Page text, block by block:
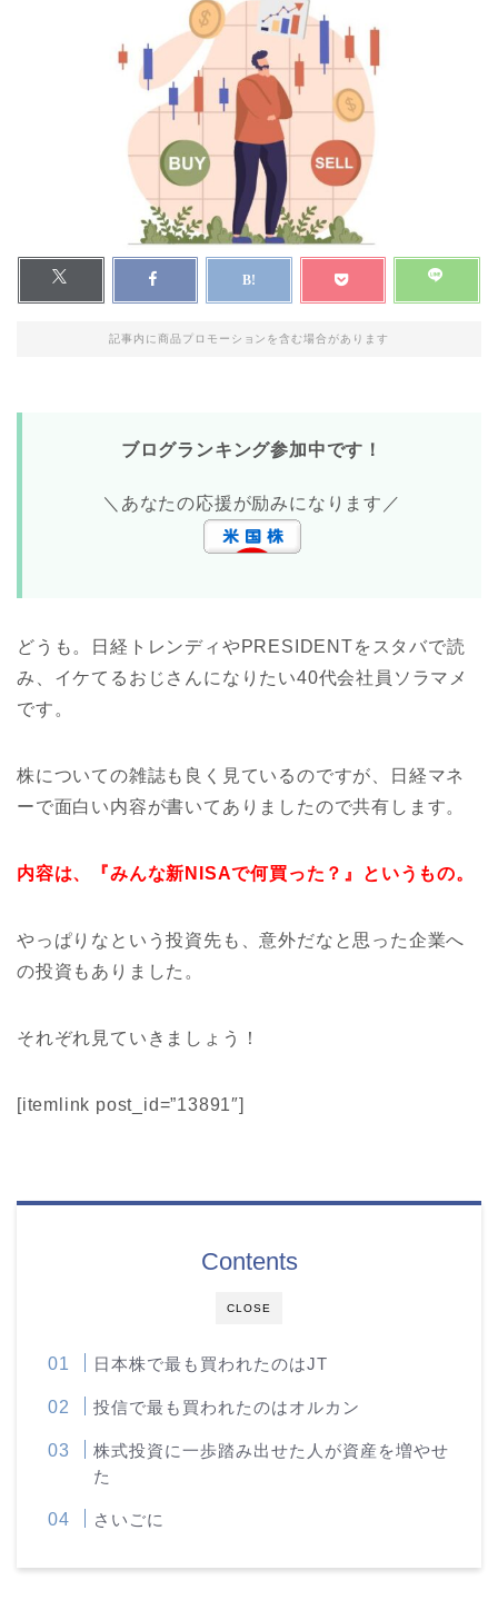
記事内に商品プロモーションを含む場合があります
ブログランキング参加中です！
＼あなたの応援が励みになります／
どうも。日経トレンディやPRESIDENTをスタバで読
み、イケてるおじさんになりたい40代会社員ソラマメ
です。
株についての雑誌も良く見ているのですが、日経マネ
ーで面白い内容が書いてありましたので共有します。
内容は、『みんな新NISAで何買った？』というもの。
やっぱりなという投資先も、意外だなと思った企業へ
の投資もありました。
それぞれ見ていきましょう！
[itemlink post_id=”13891″]
CLOSE
Contents
日本株で最も買われたのはJT
投信で最も買われたのはオルカン
株式投資に一歩踏み出せた人が資産を増やせ
た
さいごに